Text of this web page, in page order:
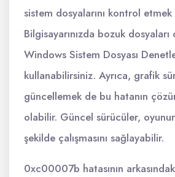
sistem dosyalarını kontrol
Bilgisayarınızda bozuk
Windows Sistem Dosyası
kullanabilirsiniz. Ayrıca, grafik
güncellemek de bu hatanın
olabilir. Güncel sürücüler,
şekilde çalışmasını sağlayabilir.
0xc00007b hatasının